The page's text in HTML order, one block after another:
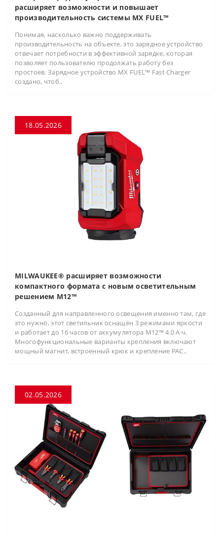
расширяет возможности и повышает
производительность системы MX FUEL™
Понимая, насколько важно поддерживать
производительность на объекте, это зарядное устройство
отвечает потребности в эффективной зарядке, которая
позволяет пользователю продолжать работу без
простоев. Зарядное устройство MX FUEL™ Fast Charger
создано, чтоб..
18.05.2026
MILWAUKEE® расширяет возможности
компактного формата с новым осветительным
решением M12™
Созданный для направленного освещения именно там, где
это нужно, этот светильник оснащён 3 режимами яркости
и работает до 16 часов от аккумулятора M12™ 4.0 А·ч.
Многофункциональные варианты крепления включают
мощный магнит, встроенный крюк и крепление PAC..
02.05.2026